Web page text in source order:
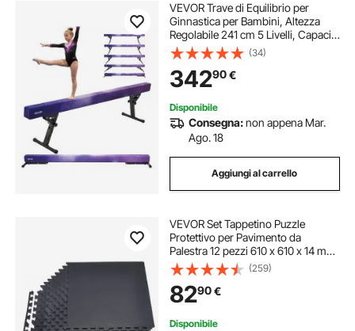
VEVOR Trave di Equilibrio per
Ginnastica per Bambini, Altezza
Regolabile 241 cm 5 Livelli, Capacità
di Carico 158,7 kg, Trave Ginnastica
Artistica di Equilibrio per Casa
Palestra, Galassia
(34)
34290€
Disponibile
Consegna:non appena Mar.
Ago. 18
Aggiungi al carrello
VEVOR Set Tappetino Puzzle
Protettivo per Pavimento da
Palestra 12 pezzi 610 x 610 x 14 mm,
Tappetini in Schiuma EVA ad
Incastro Piastrelle da Ginnastica
Ufficio Allenamento Yoga Fitness,
Nero
(259)
8290€
Disponibile